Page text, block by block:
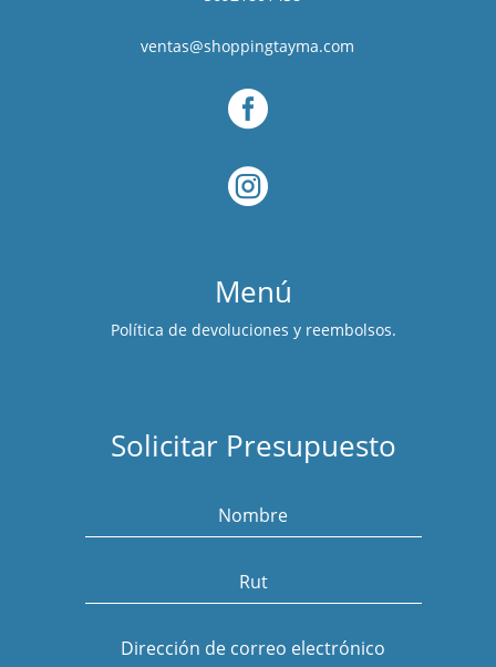
ventas@shoppingtayma.com


Menú
Política de devoluciones y reembolsos.
Solicitar Presupuesto
Nombre
Rut
Dirección de correo electrónico